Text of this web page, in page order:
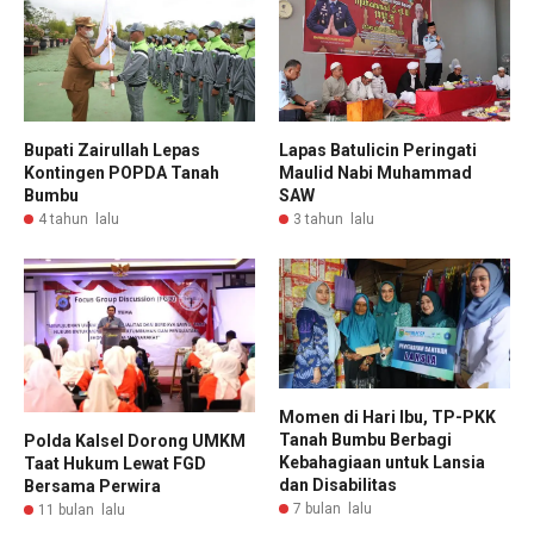
Bupati Zairullah Lepas
Kontingen POPDA Tanah
Bumbu
4 tahun lalu
Lapas Batulicin Peringati
Maulid Nabi Muhammad
SAW
3 tahun lalu
Polda Kalsel Dorong UMKM
Taat Hukum Lewat FGD
Bersama Perwira
11 bulan lalu
Momen di Hari Ibu, TP-PKK
Tanah Bumbu Berbagi
Kebahagiaan untuk Lansia
dan Disabilitas
7 bulan lalu